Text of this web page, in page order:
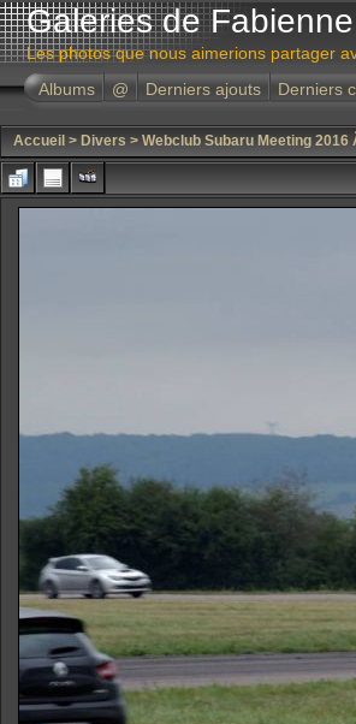
Galeries de
Les photos que nous aimerions partager
Albums
@ Derniers ajouts Derniers
Accueil > Divers > Webclub Subaru Meeting